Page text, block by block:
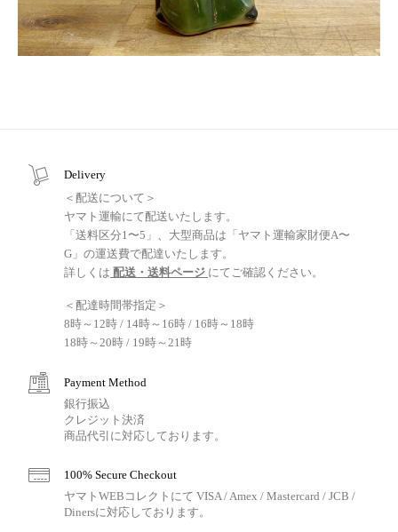
Delivery
＜配送について＞
ヤマト運輸にて配送いたします。
「送料区分1〜5」、大型商品は「ヤマト運輸家財便A〜
G」の運送費で配達いたします。
詳しくは 配送・送料ページ にてご確認ください。
＜配達時間帯指定＞
8時～12時 / 14時～16時 / 16時～18時
18時～20時 / 19時～21時
Payment Method
銀行振込
クレジット決済
商品代引に対応しております。
100% Secure Checkout
ヤマトWEBコレクトにて VISA / Amex / Mastercard / JCB /
Dinersに対応しております。